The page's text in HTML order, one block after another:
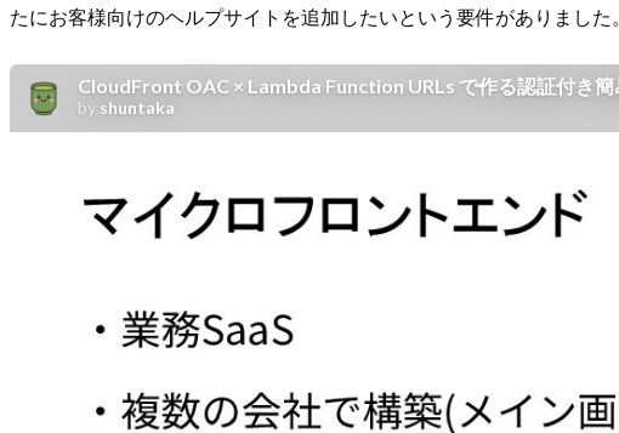
たにお客様向けのヘルプサイトを追加したいという要件がありました。